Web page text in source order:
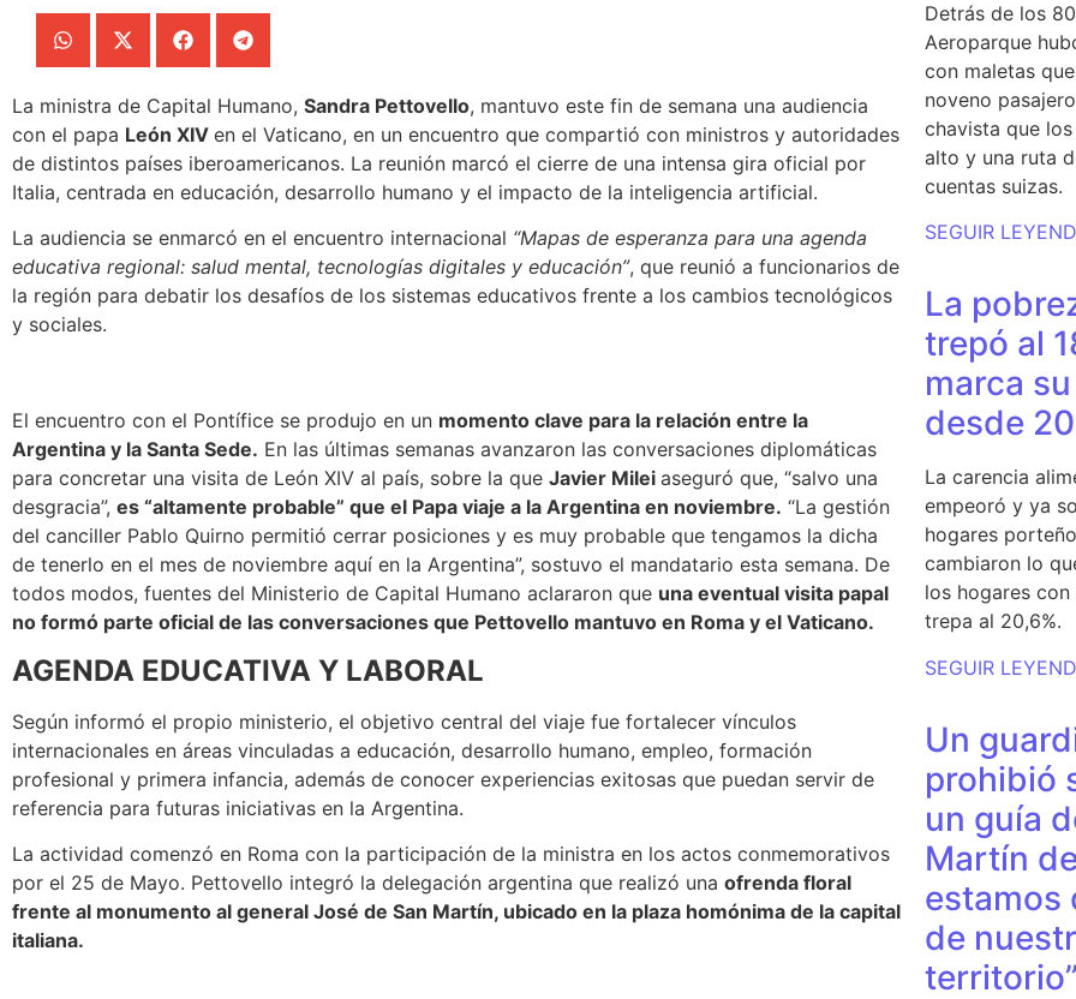
La ministra de Capital Humano, Sandra Pettovello, mantuvo este fin de semana una audiencia
con el papa León XIV en el Vaticano, en un encuentro que compartió con ministros y autoridades
de distintos países iberoamericanos. La reunión marcó el cierre de una intensa gira oficial por
Italia, centrada en educación, desarrollo humano y el impacto de la inteligencia artificial.
La audiencia se enmarcó en el encuentro internacional “Mapas de esperanza para una agenda
educativa regional: salud mental, tecnologías digitales y educación”, que reunió a funcionarios de
la región para debatir los desafíos de los sistemas educativos frente a los cambios tecnológicos
y sociales.
El encuentro con el Pontífice se produjo en un momento clave para la relación entre la
Argentina y la Santa Sede. En las últimas semanas avanzaron las conversaciones diplomáticas
para concretar una visita de León XIV al país, sobre la que Javier Milei aseguró que, “salvo una
desgracia”, es “altamente probable” que el Papa viaje a la Argentina en noviembre. “La gestión
del canciller Pablo Quirno permitió cerrar posiciones y es muy probable que tengamos la dicha
de tenerlo en el mes de noviembre aquí en la Argentina”, sostuvo el mandatario esta semana. De
todos modos, fuentes del Ministerio de Capital Humano aclararon que una eventual visita papal
no formó parte oficial de las conversaciones que Pettovello mantuvo en Roma y el Vaticano.
AGENDA EDUCATIVA Y LABORAL
Según informó el propio ministerio, el objetivo central del viaje fue fortalecer vínculos
internacionales en áreas vinculadas a educación, desarrollo humano, empleo, formación
profesional y primera infancia, además de conocer experiencias exitosas que puedan servir de
referencia para futuras iniciativas en la Argentina.
La actividad comenzó en Roma con la participación de la ministra en los actos conmemorativos
por el 25 de Mayo. Pettovello integró la delegación argentina que realizó una ofrenda floral
frente al monumento al general José de San Martín, ubicado en la plaza homónima de la capital
italiana.
Detrás de los
Aeroparque
con maletas
noveno
chavista que
alto y una ruta
cuentas suizas.
SEGUIR
La
trepó al
marca
desde
La carencia
empeoró y ya
hogares
cambiaron lo
los hogares
trepa al 20,6%.
SEGUIR
Un
prohibió
un guía
Martín
estamos
de
territorio”